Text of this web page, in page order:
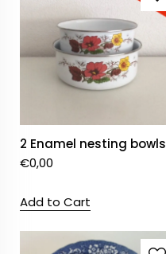
2 Enamel nesting bowls
€0,00
Add to Cart